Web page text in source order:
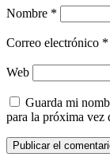
Nombre *
Correo electrónico *
Web
Guarda mi
para la próxima vez